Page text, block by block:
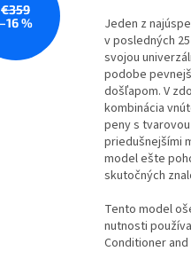
€359
–16 %
Jeden z
v posledných
svojou
podobe
došľapom. V
kombinácia
peny s
priedušnejšími
model ešte
skutočných
Tento model
nutnosti
Conditioner